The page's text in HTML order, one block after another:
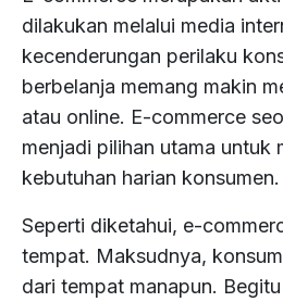
Political
Need
Telecommunication
PR
Communications
Marketing
Research
Development
organizations
across
various
industries.
Us
Contact
dilakukan melalui media
kecenderungan perilaku
berbelanja memang makin
atau online. E-commerce
menjadi pilihan utama untuk
kebutuhan harian konsumen.
Seperti diketahui, e-
tempat. Maksudnya,
dari tempat manapun.